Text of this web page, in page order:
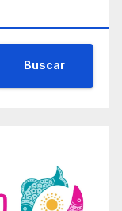
Buscar